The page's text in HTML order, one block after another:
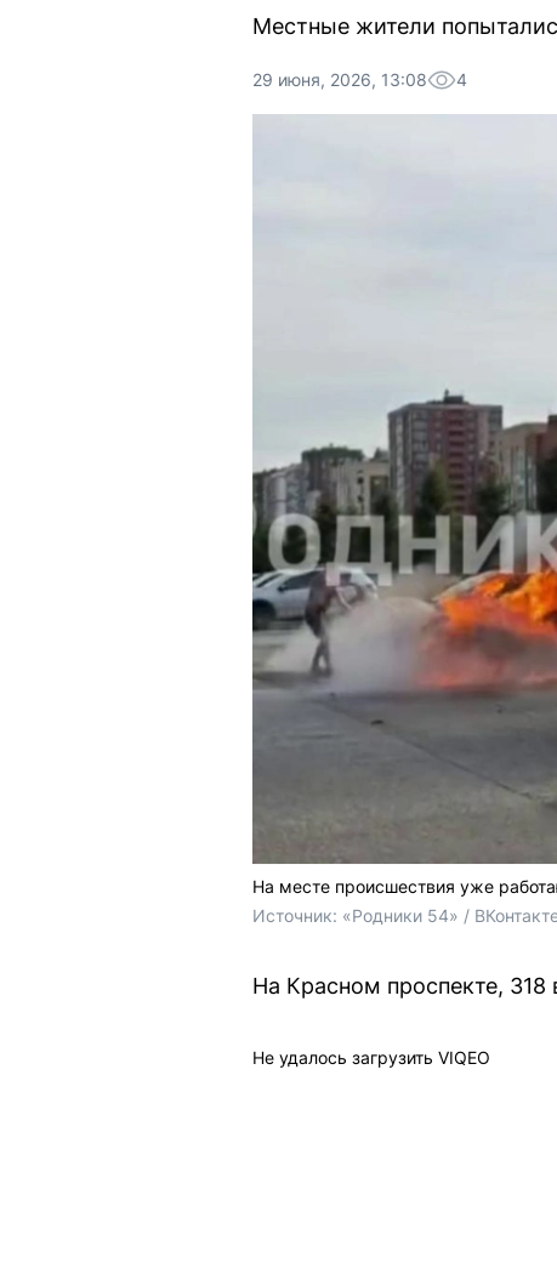
Местные жители
29 июня, 2026, 13:08 4
На месте происшествия уже
Источник: «Родники 54» /
На Красном проспекте,
Не удалось загрузить VIQEO